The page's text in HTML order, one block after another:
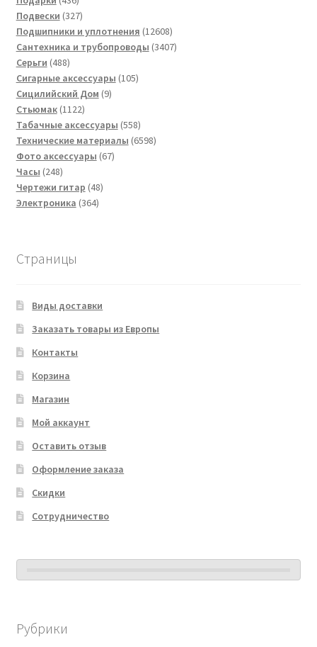
товаров
Подвески 327327
товаров
Подшипники и уплотнения 1260812608
товаров
Сантехника и трубопроводы 34073407
Серьги 488488
товаров
Сигарные аксессуары 105105
Сицилийский Дом 99
Стьюмак 11221122
товара
Табачные аксессуары 558558
товаров
Технические материалы 65986598
Фото аксессуары 6767
Часы 248248
товаров
Чертежи гитар 4848
Электроника 364364
Страницы
Виды доставки
Заказать товары из Европы
Контакты
Корзина
Магазин
Мой аккаунт
Оставить отзыв
Оформление заказа
Скидки
Сотрудничество
Рубрики